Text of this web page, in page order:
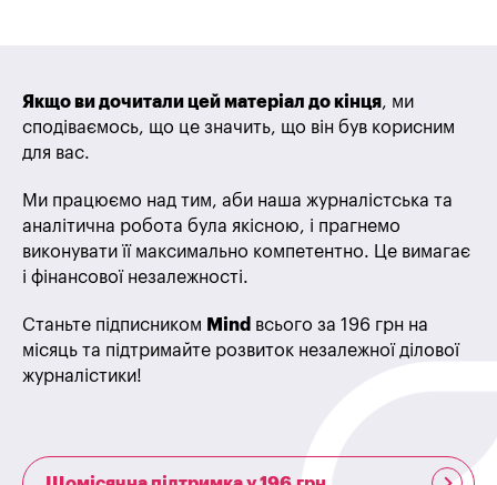
Якщо ви дочитали цей матеріал до кінця, ми
сподіваємось, що це значить, що він був корисним
для вас.
Ми працюємо над тим, аби наша журналістська та
аналітична робота була якісною, і прагнемо
виконувати її максимально компетентно. Це вимагає
і фінансової незалежності.
Станьте підписником Mind всього за 196 грн на
місяць та підтримайте розвиток незалежної ділової
журналістики!